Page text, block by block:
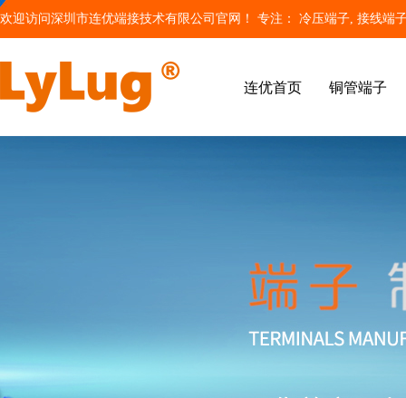
欢迎访问深圳市连优端接技术有限公司官网！ 专注： 冷压端子, 接线端
连优首页 铜管端子